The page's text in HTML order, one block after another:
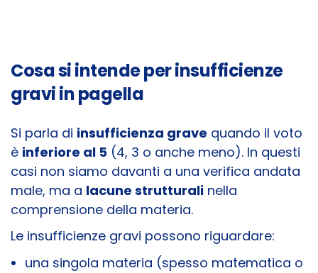
Cosa si intende per insufficienze
gravi in pagella
Si parla di insufficienza grave quando il voto
è inferiore al 5 (4, 3 o anche meno). In questi
casi non siamo davanti a una verifica andata
male, ma a lacune strutturali nella
comprensione della materia.
Le insufficienze gravi possono riguardare:
una singola materia (spesso matematica o